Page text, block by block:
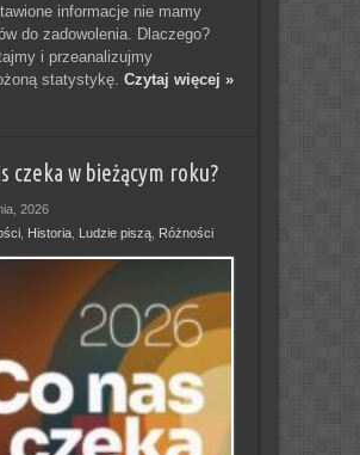
informacje nie mamy
do zadowolenia. Dlaczego?
i przeanalizujmy
statystykę. Czytaj więcej »
czeka w bieżącym roku?
2026
, Historia, Ludzie piszą, Różności